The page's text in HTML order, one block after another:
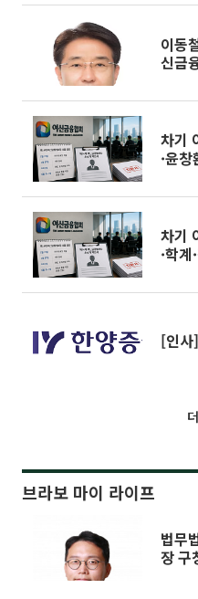
이동
신금
차기
·윤
차기
·학
[인사
브라보 마이 라이프
법무
장 구